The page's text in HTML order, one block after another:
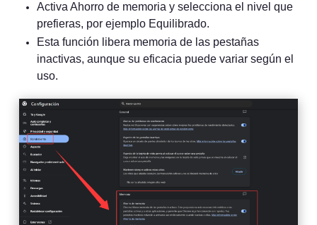
Activa Ahorro de memoria y selecciona el nivel que
prefieras, por ejemplo Equilibrado.
Esta función libera memoria de las pestañas
inactivas, aunque su eficacia puede variar según el
uso.